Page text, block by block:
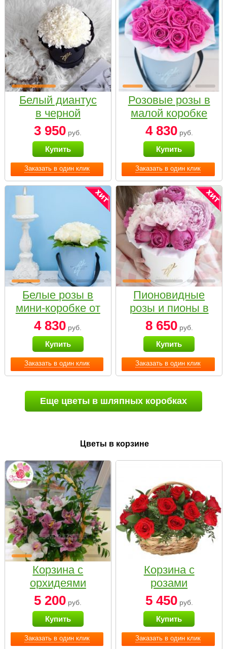
Заказать в один клик
Белый диантус
в черной
коробке Small
3 950 руб.
Купить
Заказать в один клик
Розовые розы в
малой коробке
4 830руб.
Купить
Заказать в один клик
Белые розы в
мини-коробке от
Bella Fiori
4 830 руб.
Купить
Заказать в один клик
Пионовидные
розы и пионы в
белой коробке
Small
8 650руб.
Купить
Еще цветы в шляпных коробках
Цветы в корзине
Заказать в один клик
Корзина с
орхидеями
малая
5 200 руб.
Купить
Заказать в один клик
Корзина с
розами
«Красный
Париж»
5 450руб.
Купить